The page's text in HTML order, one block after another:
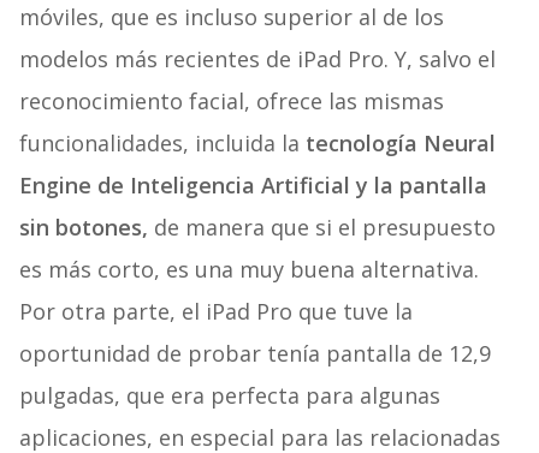
móviles, que es incluso superior al de los
modelos más recientes de iPad Pro. Y, salvo el
reconocimiento facial, ofrece las mismas
funcionalidades, incluida la tecnología Neural
Engine de Inteligencia Artificial y la pantalla
sin botones, de manera que si el presupuesto
es más corto, es una muy buena alternativa.
Por otra parte, el iPad Pro que tuve la
oportunidad de probar tenía pantalla de 12,9
pulgadas, que era perfecta para algunas
aplicaciones, en especial para las relacionadas